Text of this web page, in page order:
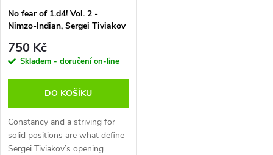
No fear of 1.d4! Vol. 2 -
Nimzo-Indian, Sergei Tiviakov
750 Kč
Skladem - doručení on-line
DO KOŠÍKU
Constancy and a striving for
solid positions are what define
Sergei Tiviakov’s opening